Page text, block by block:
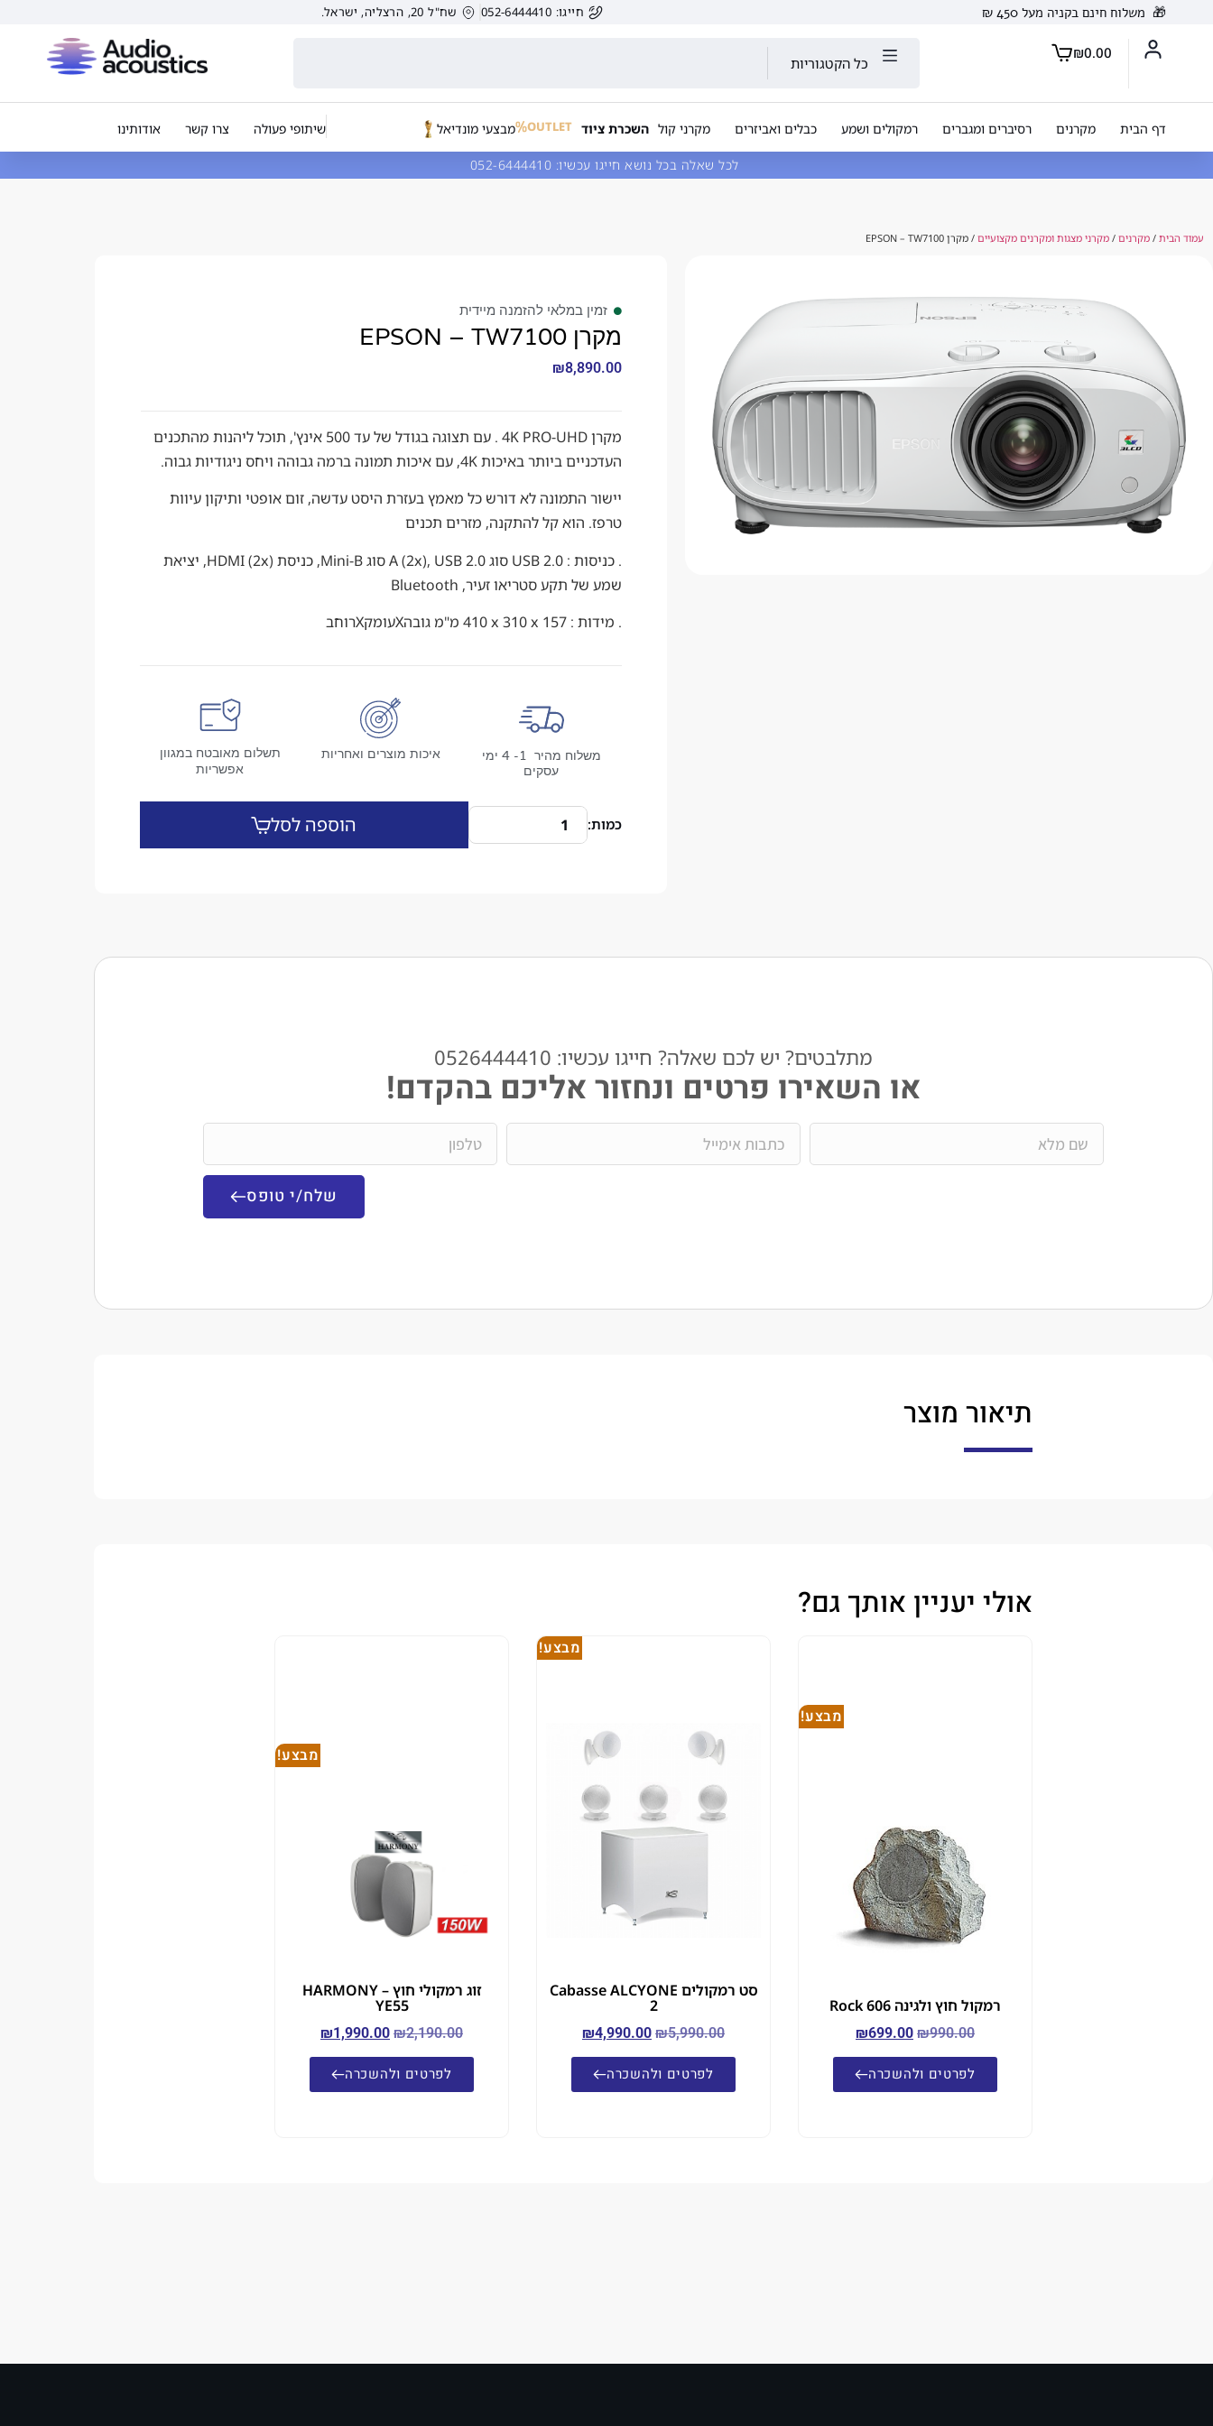
🎁 משלוח חינם בקניה מעל 450 ₪ חייגו: 052-6444410 שח"ל 20, הרצליה, ישראל.
₪0.00
כל הקטגוריות
דף הבית מקרנים רסיברים ומגברים רמקולים ושמע כבלים ואביזרים מקרני קול השכרת ציוד OUTLET מבצעי מונדיאל שיתופי פעולה צרו קשר אודותינו
לכל שאלה בכל נושא חייגו עכשיו:
עמוד הבית / מקרנים / מקרני מצגות ומקרנים מקצועיים / מקרן EPSON – TW7100
זמין במלאי להזמנה מיידית
מקרן EPSON – TW7100
₪8,890.00
מקרן 4K PRO-UHD . עם תצוגה בגודל של עד 500 אינץ', תוכל ליהנות מהתכנים
העדכניים ביותר באיכות 4K, עם איכות תמונה ברמה גבוהה ויחס ניגודיות גבוה. ‏
יישור התמונה לא דורש כל מאמץ בעזרת היסט עדשה, זום אופטי ותיקון עיוות
טרפז. הוא קל להתקנה, מזרים תכנים
. כניסות : USB 2.0 סוג A (2x), USB 2.0 סוג Mini-B, כניסת HDMI (2x), יציאת
שמע של תקע סטריאו זעיר, Bluetooth
. מידות : 410‎ x 310 x 157 מ"מ גובהXעומקXרוחב
משלוח מהיר 1- 4 ימי
עסקים
איכות מוצרים ואחריות
תשלום מאובטח במגוון
אפשריות
הוספה לסל
מתלבטים? יש לכם שאלה? חייגו עכשיו: 0526444410​
או השאירו פרטים ונחזור אליכם בהקדם!
שלח/י טופס
תיאור מוצר
אולי יעניין אותך גם?
מבצע!
רמקול חוץ ולגינה Rock 606
₪990.00
₪699.00
לפרטים ולהשכרה
מבצע!
סט רמקולים Cabasse ALCYONE
2
₪5,990.00
₪4,990.00
לפרטים ולהשכרה
מבצע!
זוג רמקולי חוץ – HARMONY
YE55
₪2,190.00
₪1,990.00
לפרטים ולהשכרה